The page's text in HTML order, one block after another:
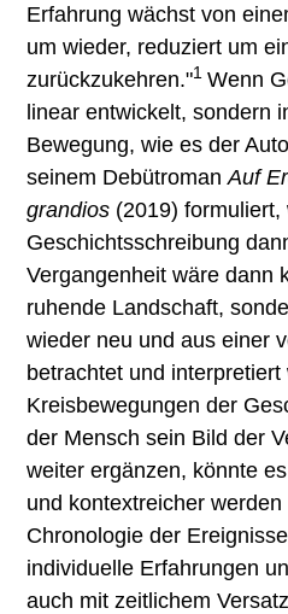
Erfahrung wächst von
um wieder, reduziert um
zurückzukehren."1Wenn
linear entwickelt, sondern
Bewegung, wie es der
seinem DebütromanAuf
grandios (2019) formuliert,
Geschichtsschreibung
Vergangenheit wäre dann
ruhende Landschaft,
wieder neu und aus einer
betrachtet und interpretiert
Kreisbewegungen der
der Mensch sein Bild der
weiter ergänzen, könnte
und kontextreicher
Chronologie der
individuelle Erfahrungen
auch mit zeitlichem